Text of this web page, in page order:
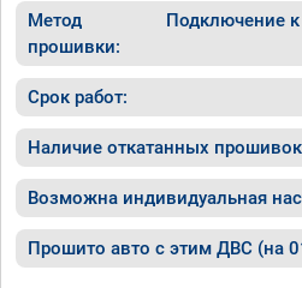
Метод
прошивки:
Подключение к
Срок работ:
Наличие откатанных
Возможна индивидуальная
Прошито авто с этим ДВС (на